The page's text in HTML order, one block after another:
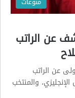
عن الراتب
عن الراتب
والمنتخب